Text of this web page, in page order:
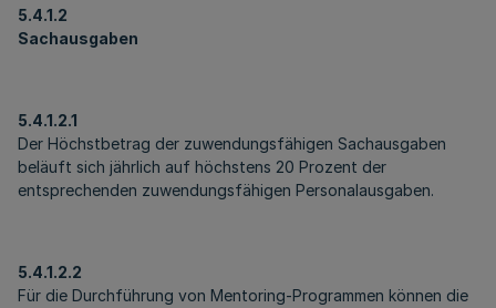
5.4.1.2
Sachausgaben
5.4.1.2.1
Der Höchstbetrag der zuwendungsfähigen Sachausgaben
beläuft sich jährlich auf höchstens 20 Prozent der
entsprechenden zuwendungsfähigen Personalausgaben.
5.4.1.2.2
Für die Durchführung von Mentoring-Programmen können die